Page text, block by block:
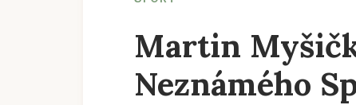
Martin
Neznámého